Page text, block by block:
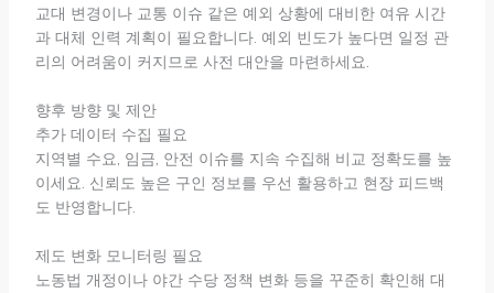
교대 변경이나 교통 이슈 같은 예외 상황에 대비한 여유 시간
과 대체 인력 계획이 필요합니다. 예외 빈도가 높다면 일정 관
리의 어려움이 커지므로 사전 대안을 마련하세요.
향후 방향 및 제안
추가 데이터 수집 필요
지역별 수요, 임금, 안전 이슈를 지속 수집해 비교 정확도를 높
이세요. 신뢰도 높은 구인 정보를 우선 활용하고 현장 피드백
도 반영합니다.
제도 변화 모니터링 필요
노동법 개정이나 야간 수당 정책 변화 등을 꾸준히 확인해 대